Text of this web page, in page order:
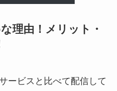
理由！メリット・
ービスと比べて配信して